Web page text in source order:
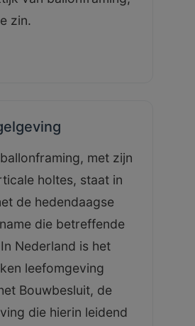
zin.
met zijn
holtes, staat in
de hedendaagse
die betreffende
Nederland is het
leefomgeving
Bouwbesluit, de
die hierin leidend